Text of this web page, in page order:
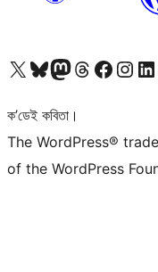
আমাৰ X (আগৰ Twitter) একাউণ্টলৈ যাওকআমাৰ Bluesky একাউণ্টলৈ যাওকআমাৰ Mastodon একাউণ্টলৈ যাওকআমাৰ Threads একাউণ্টলৈ যাওকআমাৰ Facebook পৃষ্ঠালৈ যাওকআমাৰ Instagram একাউণ্টলৈ যাওক
আমাৰ
ক’ডেই কবিতা।
The WordPress®
of the WordPress